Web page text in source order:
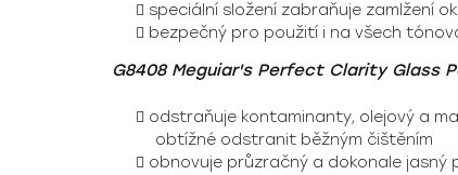
speciální složení zabraňuje zamlžení
bezpečný pro použití i na všech
G8408 Meguiar's Perfect Clarity Glass
odstraňuje kontaminanty, olejový a
obtížné odstranit běžným čištěním
obnovuje průzračný a dokonale jasný